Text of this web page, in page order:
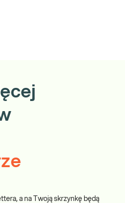
a na Twoją skrzynkę będą